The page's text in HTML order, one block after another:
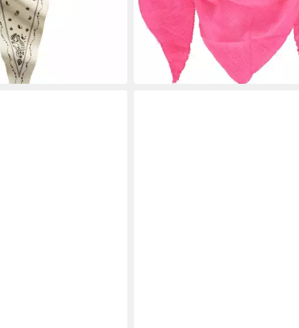
-35%
lieferbar - in 4-5 Werktagen bei dir
+10